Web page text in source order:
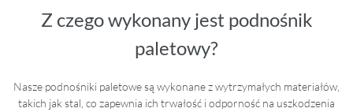
Z czego wykonany jest podnośnik
paletowy?
Nasze podnośniki paletowe są wykonane z wytrzymałych materiałów,
takich jak stal, co zapewnia ich trwałość i odporność na uszkodzenia